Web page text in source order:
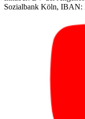
Sozialbank Köln, IBAN: